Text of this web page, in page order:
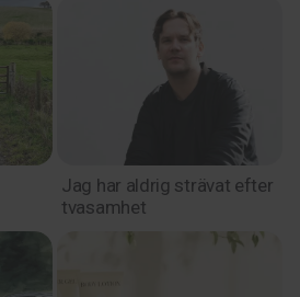
Jag har aldrig strävat efter
tvasamhet